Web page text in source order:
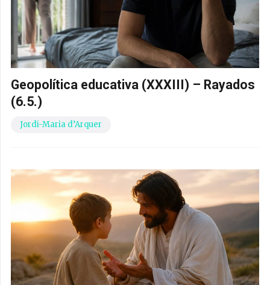
Geopolítica educativa (XXXIII) – Rayados
(6.5.)
Jordi-Maria d’Arquer